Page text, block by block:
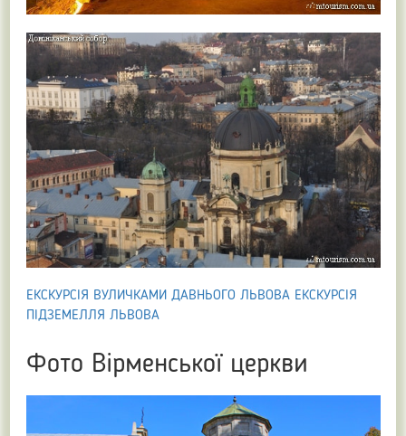
ЕКСКУРСІЯ ВУЛИЧКАМИ ДАВНЬОГО ЛЬВОВА ЕКСКУРСІЯ
ПІДЗЕМЕЛЛЯ ЛЬВОВА
Фото Вірменської церкви